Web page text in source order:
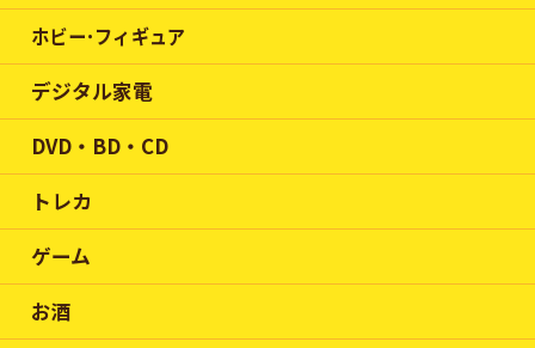
ホビー･フィギュア
デジタル家電
DVD・BD・CD
トレカ
ゲーム
お酒